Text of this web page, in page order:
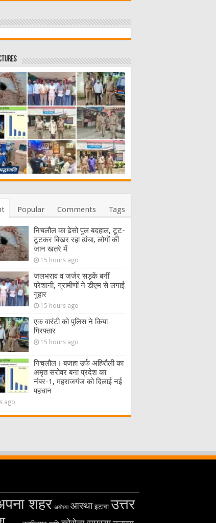
Popular Comments Tags
निचलौल का ढेसो पुल बदहाल, टूट-
टूटकर बिखर रहा ढांचा, लोगों की
जान खतरे में
15 hours ago
जलभराव व जर्जर सड़कें बनीं
परेशानी, ग्रामीणों ने डीएम से लगाई
गुहार
15 hours ago
एक वारंटी को पुलिस ने किया
गिरफ्तार
15 hours ago
निचलौल। बजहा उर्फ अहिरौली का
अमृत सरोवर बना प्रदेश का
नंबर-1, महराजगंज को दिलाई नई
पहचान
ago
शहर अयोध्या आस्था इटावा उत्तर